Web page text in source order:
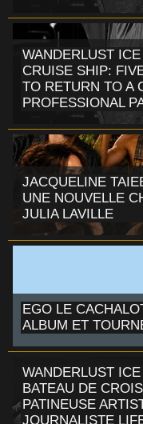
WANDERLUST
CRUISE SHIP:
TO RETURN TO A
PROFESSIONAL
JACQUELINE
UNE NOUVELLE
JULIA LAVILLE
EGO LE
ALBUM ET
WANDERLUST
BATEAU DE
PATINEUSE
JOURNALISTE